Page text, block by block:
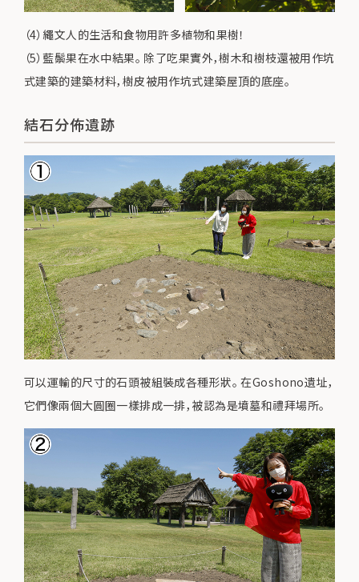
（4）繩文人的生活和食物用許多植物和果樹！
（5）藍鬃果在水中結果。 除了吃果實外，樹木和樹枝還被用作坑
式建築的建築材料，樹皮被用作坑式建築屋頂的底座。
結石分佈遺跡
可以運輸的尺寸的石頭被組裝成各種形狀。 在Goshono遺址，
它們像兩個大圓圈一樣排成一排，被認為是墳墓和禮拜場所。